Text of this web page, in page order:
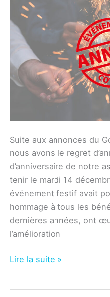
Suite aux annonces du
nous avons le regret
d’anniversaire de notre
tenir le mardi 14
événement festif avait
hommage à tous les
dernières années, ont
l’amélioration
Association
Lire la suite »